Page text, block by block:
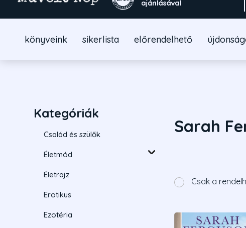
könyveink sikerlista előrendelhető
Kategóriák
Család és szülők
Életmód
Életrajz
Erotikus
Ezotéria
Sarah
Csak a